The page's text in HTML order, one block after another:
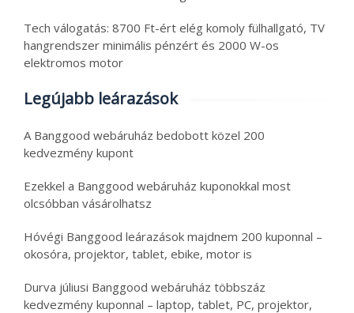
Tech válogatás: 8700 Ft-ért elég komoly fülhallgató, TV
hangrendszer minimális pénzért és 2000 W-os
elektromos motor
Legújabb leárazások
A Banggood webáruház bedobott közel 200
kedvezmény kupont
Ezekkel a Banggood webáruház kuponokkal most
olcsóbban vásárolhatsz
Hóvégi Banggood leárazások majdnem 200 kuponnal –
okosóra, projektor, tablet, ebike, motor is
Durva júliusi Banggood webáruház többszáz
kedvezmény kuponnal – laptop, tablet, PC, projektor,